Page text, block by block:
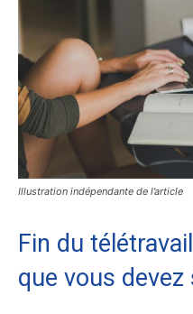
Illustration indépendante de l’article
Fin du
que vous devez